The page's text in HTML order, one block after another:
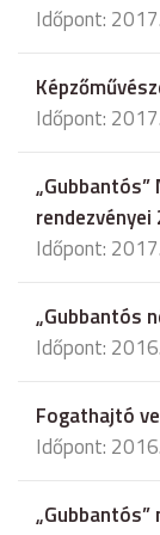
Időpont:
Időpont:
rendezvényei
Időpont:
„Gubbantós
Időpont:
Fogathajtó
Időpont: